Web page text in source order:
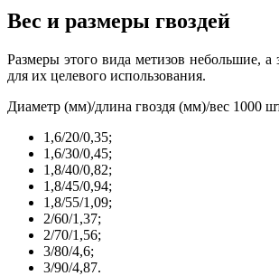
Вес и размеры гвоздей
Размеры этого вида метизов небольшие,
для их целевого использования.
Диаметр (мм)/длина гвоздя (мм)/вес 1000
1,6/20/0,35;
1,6/30/0,45;
1,8/40/0,82;
1,8/45/0,94;
1,8/55/1,09;
2/60/1,37;
2/70/1,56;
3/80/4,6;
3/90/4,87.